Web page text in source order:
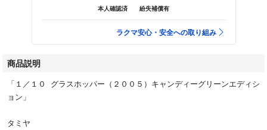
本人確認済 紛失補償有
ラクマ安心・安全への取り組み
商品説明
「１／１０ グラスホッパー（２００５）キャンディーグリーンエディシ
ョン」
タミヤ